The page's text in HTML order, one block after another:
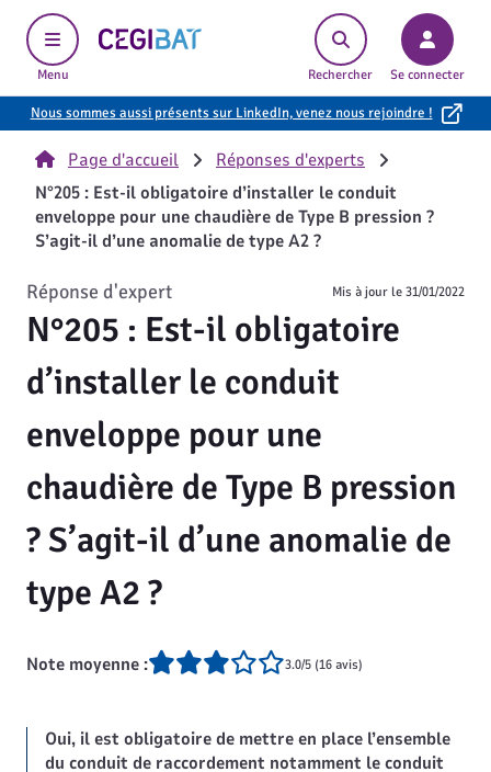
Menu
Cegibat, accueil
Rechercher Se connecter
Nous sommes aussi présents sur LinkedIn, venez nous rejoindre !
Page d'accueil
Réponses d'experts
N°205 : Est-il obligatoire d’installer le conduit
enveloppe pour une chaudière de Type B pression ?
S’agit-il d’une anomalie de type A2 ?
N°205 : Est-il obligatoire
d’installer le conduit
enveloppe pour une
chaudière de Type B pression
? S’agit-il d’une anomalie de
type A2 ?
Réponse d'expert Mis à jour le31/01/2022
Note moyenne : 3.0/5 (16 avis)
Oui, il est obligatoire de mettre en place l’ensemble
du conduit de raccordement notamment le conduit